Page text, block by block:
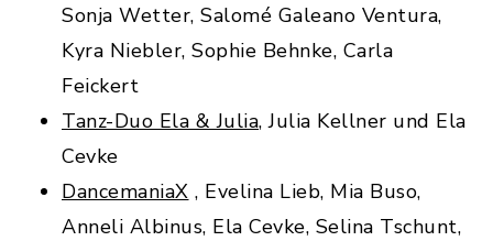
Sonja Wetter, Salomé Galeano Ventura,
Kyra Niebler, Sophie Behnke, Carla
Feickert
Tanz-Duo Ela & Julia, Julia Kellner und Ela
Cevke
DancemaniaX , Evelina Lieb, Mia Buso,
Anneli Albinus, Ela Cevke, Selina Tschunt,